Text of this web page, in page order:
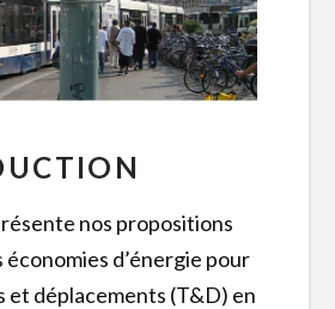
nos propositions
économies d’énergie pour
et déplacements (T&D) en